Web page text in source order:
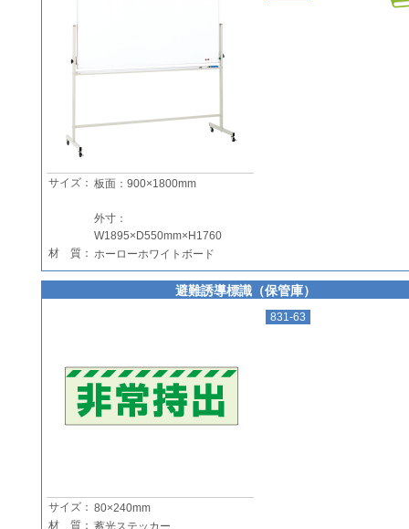
サイズ： 板面：900×1800mm
外寸：
W1895×D550mm×H1760
材 質： ホーローホワイトボード
避難誘導標識（保管庫）
831-63
サイズ： 80×240mm
材 質： 蓄光ステッカー